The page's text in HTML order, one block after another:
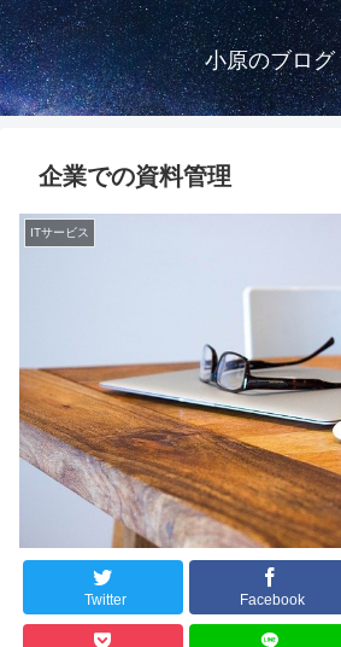
小原のブログ
企業での資料管理
ITサービス
Twitter Facebook